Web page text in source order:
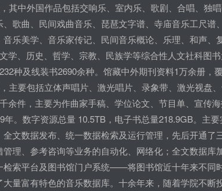
其中外国作品包括交响乐、室内乐、歌剧、合唱、独
、歌曲、民间戏曲音乐、琵琶文字谱、寺庙音乐工尺
音乐美学、音乐家传记、民间音乐概论、乐理、和声
学、历史、哲学、宗教、民族学等综合性人文社科图
种及线装书2690余种。馆藏中外期刊资料1万余册
主要包括立体声唱片、激光唱片、录象带、激光视盘
余件，主要为作曲家手稿、学位论文、节目单、宣传
年。数字资源总量 10.5TB，电子书总量218.9GB。主
全文数据发布、统一数据检索及运行管理，先后开通
管理、参考咨询等业务的自动化、网络化；全文数据
检索平台及图书馆门户系统——将图书馆近十年来不同
量富有特色的音乐数据库。十余年来，随着学院不